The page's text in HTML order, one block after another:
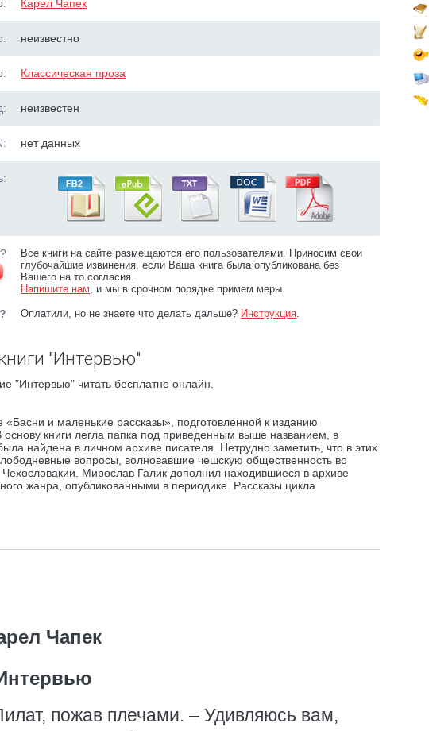
Карел Чапек
неизвестно
Классическая проза
неизвестен
нет данных
Все книги на сайте размещаются его пользователями. Приносим свои
глубочайшие извинения, если Ваша книга была опубликована без
Вашего на то согласия.
Напишите нам, и мы в срочном порядке примем меры.
Оплатили, но не знаете что делать дальше? Инструкция.
"Интервью"
"Интервью" читать бесплатно онлайн.
и маленькие рассказы», подготовленной к изданию
книги легла папка под приведенным выше названием, в
найдена в личном архиве писателя. Нетрудно заметить, что в этих
вопросы, волновавшие чешскую общественность во
Мирослав Галик дополнил находившиеся в архиве
жанра, опубликованными в периодике. Рассказы цикла
Чапек
пожав плечами. – Удивляюсь вам,